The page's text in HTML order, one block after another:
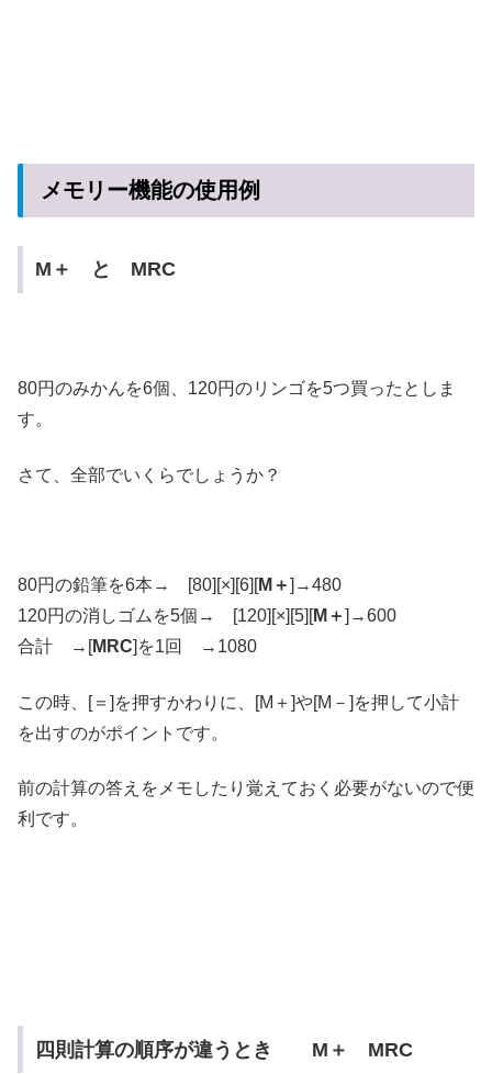
メモリー機能の使用例
M＋ と MRC
80円のみかんを6個、120円のリンゴを5つ買ったとしま
す。
さて、全部でいくらでしょうか？
80円の鉛筆を6本→ [80][×][6][M＋]→480
120円の消しゴムを5個→ [120][×][5][M＋]→600
合計 →[MRC]を1回 →1080
この時、[＝]を押すかわりに、[M＋]や[M－]を押して小計
を出すのがポイントです。
前の計算の答えをメモしたり覚えておく必要がないので便
利です。
四則計算の順序が違うとき M＋ MRC